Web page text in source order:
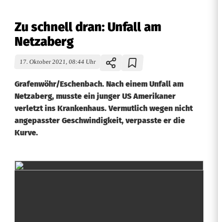
Zu schnell dran: Unfall am
Netzaberg
17. Oktober 2021, 08:44 Uhr
Grafenwöhr/Eschenbach. Nach einem Unfall am
Netzaberg, musste ein junger US Amerikaner
verletzt ins Krankenhaus. Vermutlich wegen nicht
angepasster Geschwindigkeit, verpasste er die
Kurve.
Z